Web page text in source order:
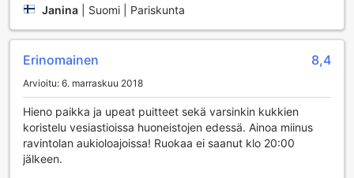
yhdistävät rentoutumisen ja hauskanpidon, tarjoten vieraille
unohtumattoman loman Thaimaassa.
Urheilumahdollisuudet Baan Thai Lanta Resortissa
Baan Thai Lanta Resort tarjoaa erinomaiset
urheilumahdollisuudet, jotka houkuttelevat niin aktiivisia
lomailijoita kuin rentoutumista arvostavia vieraita. Sisäuima-
allas on täydellinen paikka nauttia virkistävästä
uintielämyksestä, olipa sää mikä tahansa. Uima-altaan
rauhallinen ympäristö luo täydellisen mahdollisuuden
Janina Suomi | Pariskunta
Erinomainen 8,4
Arvioitu: 6. marraskuu 2018
Hieno paikka ja upeat puitteet sekä varsinkin kukkien
koristelu vesiastioissa huoneistojen edessä. Ainoa miinus
ravintolan aukioloajoissa! Ruokaa ei saanut klo 20:00
jälkeen.